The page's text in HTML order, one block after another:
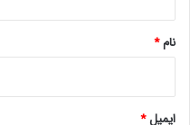
نام*
ایمیل*